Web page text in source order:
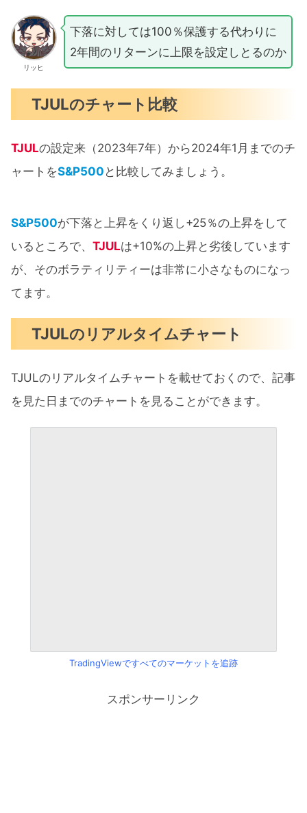
リッヒ
下落に対しては100％保護する代わりに
2年間のリターンに上限を設定しとるのか
TJULのチャート比較
TJULの設定来（2023年7年）から2024年1月までのチ
ャートをS&P500 と比較してみましょう。
S&P500が下落と上昇をくり返し+25％の上昇をして
いるところで、 TJULは+10%の上昇と劣後しています
が、そのボラティリティーは非常に小さなものになっ
てます。
TJULのリアルタイムチャート
TJULのリアルタイムチャートを載せておくので、記事
を見た日までのチャートを見ることができます。
TradingViewですべてのマーケットを追跡
スポンサーリンク